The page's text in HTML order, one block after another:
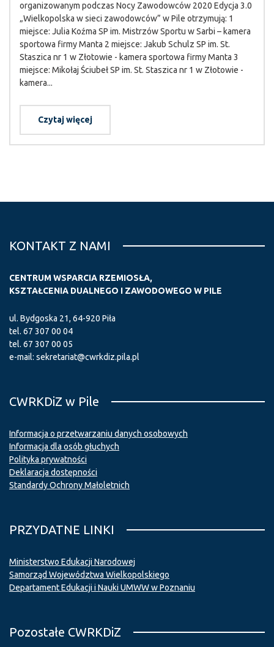
organizowanym podczas Nocy Zawodowców 2020 Edycja 3.0
„Wielkopolska w sieci zawodowców” w Pile otrzymują: 1
miejsce: Julia Koźma SP im. Mistrzów Sportu w Sarbi – kamera
sportowa firmy Manta 2 miejsce: Jakub Schulz SP im. St.
Staszica nr 1 w Złotowie - kamera sportowa firmy Manta 3
miejsce: Mikołaj Ściubeł SP im. St. Staszica nr 1 w Złotowie -
kamera...
Czytaj więcej
KONTAKT Z NAMI
CENTRUM WSPARCIA RZEMIOSŁA,
KSZTAŁCENIA DUALNEGO I ZAWODOWEGO W PILE
ul. Bydgoska 21, 64-920 Piła
tel. 67 307 00 04
tel. 67 307 00 05
e-mail: sekretariat@cwrkdiz.pila.pl
CWRKDiZ w Pile
Informacja o przetwarzaniu danych osobowych
Informacja dla osób głuchych
Polityka prywatności
Deklaracja dostępności
Standardy Ochrony Małoletnich
PRZYDATNE LINKI
Ministerstwo Edukacji Narodowej
Samorząd Województwa Wielkopolskiego
Departament Edukacji i Nauki UMWW w Poznaniu
Pozostałe CWRKDiZ